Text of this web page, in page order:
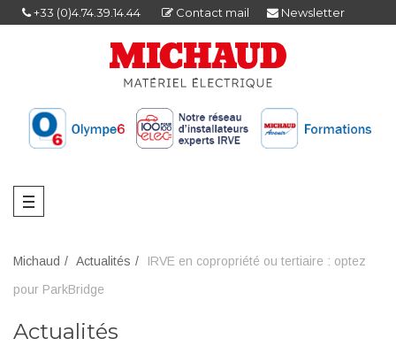
+33 (0)4.74.39.14.44 Contact mail Newsletter
Michaud Actualités
IRVE en copropriété ou tertiaire : optez
pour ParkBridge
Actualités